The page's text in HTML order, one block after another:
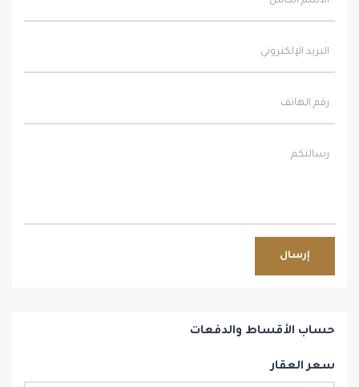
إرسال
حساب الأقساط والدفعات
سعر العقار